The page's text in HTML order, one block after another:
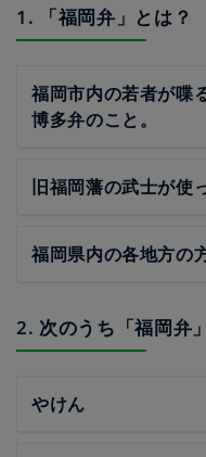
1. 「福岡弁」とは？
福岡市内の若者が喋
博多弁のこと。
旧福岡藩の武士が使
福岡県内の各地方の
2. 次のうち「福岡弁
やけん